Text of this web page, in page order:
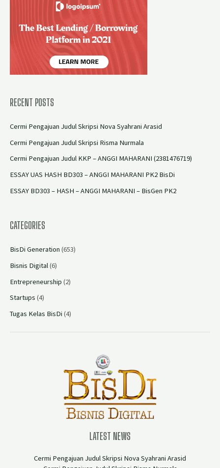
RECENT POSTS
Cermi Pengajuan Judul Skripsi Nova Syahrani Arasid
Cermi Pengajuan Judul Skripsi Risma Nurmala
Cermi Pengajuan Judul KKP – ANGGI MAHARANI (2381476719)
ESSAY UAS HASH BD303 – ANGGI MAHARANI PK2 BisDi
ESSAY BD303 – HASH – ANGGI MAHARANI – BisGen PK2
CATEGORIES
BisDi Generation (653)
Bisnis Digital(6)
Entrepreneurship (2)
Startups (4)
Tugas Kelas BisDi (4)
LATEST NEWS
Cermi Pengajuan Judul Skripsi Nova Syahrani Arasid